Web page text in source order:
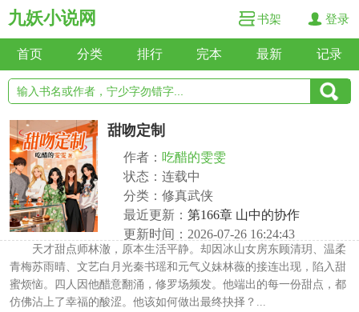
九妖小说网 书架 登录
首页 分类 排行 完本 最新 记录
甜吻定制
作者： 吃醋的雯雯
状态：连载中
分类：修真武侠
最近更新： 第166章 山中的协作
更新时间：2026-07-26 16:24:43
天才甜点师林澈，原本生活平静。却因冰山女房东顾清玥、温柔
青梅苏雨晴、文艺白月光秦书瑶和元气义妹林薇的接连出现，陷入甜
蜜烦恼。四人因他醋意翻涌，修罗场频发。他端出的每一份甜点，都
仿佛沾上了幸福的酸涩。他该如何做出最终抉择？...